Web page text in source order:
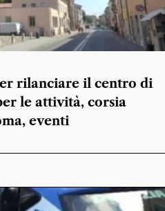
rilanciare il centro di
le attività, corsia
eventi